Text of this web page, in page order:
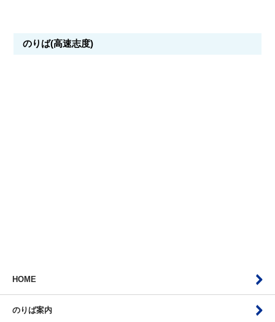
のりば(高速志度)
HOME
のりば案内